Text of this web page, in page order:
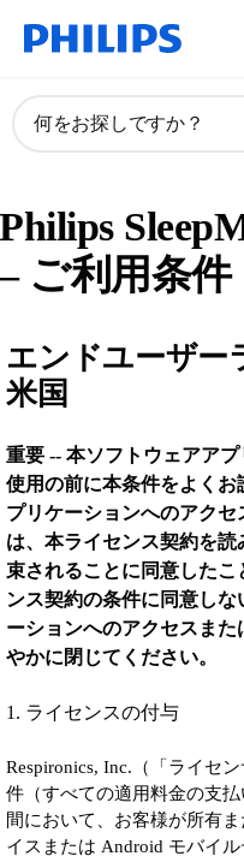
何をお探しですか？
Philips
– ご利用条件
エンドユーザー
米国
重要 -- 本ソフトウェアア
使用の前に本条件をよく
プリケーションへのアク
は、本ライセンス契約を
束されることに同意した
ンス契約の条件に同意し
ーションへのアクセスま
やかに閉じてください。
1. ライセンスの付与
Respironics, Inc.（「ライセ
件（すべての適用料金の支
間において、お客様が所有
イスまたは Android モバイ